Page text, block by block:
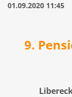
01.09.2020 11:45
9.